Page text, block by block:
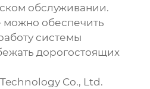
обслуживании.
можно обеспечить
системы
дорогостоящих
Co., Ltd.